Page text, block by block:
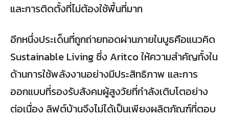
และการติดตั้งที่ไม่ต้องใช้พื้นที่มาก
อีกหนึ่งประเด็นที่ถูกถ่ายทอดผ่านภายในบูธคือแนวคิด
Sustainable Living ซึ่ง Aritco ให้ความสำคัญทั้งใน
ด้านการใช้พลังงานอย่างมีประสิทธิภาพ และการ
ออกแบบที่รองรับสังคมผู้สูงวัยที่กำลังเติบโตอย่าง
ต่อเนื่อง ลิฟต์บ้านจึงไม่ได้เป็นเพียงผลิตภัณฑ์ที่ตอบ